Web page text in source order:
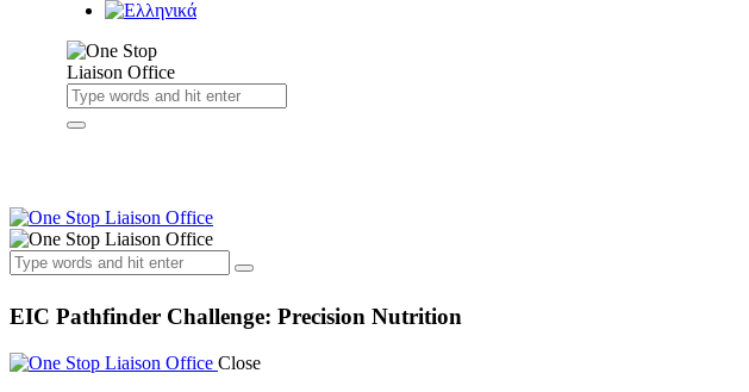
EIC Pathfinder Challenge: Precision Nutrition
Close